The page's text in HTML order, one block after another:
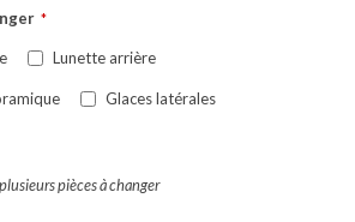
*
Lunette arrière
Glaces latérales
pièces à changer